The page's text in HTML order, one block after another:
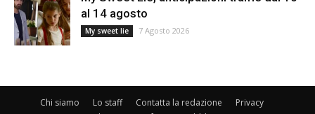
al 14 agosto
My sweet lie 7 Agosto 2026
Chi siamo Lo staff Contatta la redazione
Privacy